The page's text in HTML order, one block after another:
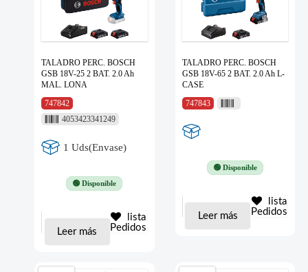
TALADRO PERC. BOSCH
GSB 18V-25 2 BAT. 2.0 Ah
MAL. LONA
747842
4053423341249
1 Uds(Envase)
🟢 Disponible
Leer más
lista
Pedidos
TALADRO PERC. BOSCH
GSB 18V-65 2 BAT. 2.0 Ah L-
CASE
747843
🟢 Disponible
Leer más
lista
Pedidos